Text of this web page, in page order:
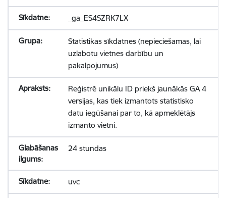
_ga_ES4SZRK7LX
Statistikas sīkdatnes (nepieciešamas, lai
uzlabotu vietnes darbību un
pakalpojumus)
Reģistrē unikālu ID priekš jaunākās GA 4
versijas, kas tiek izmantots statistisko
datu iegūšanai par to, kā apmeklētājs
izmanto vietni.
24 stundas
uvc